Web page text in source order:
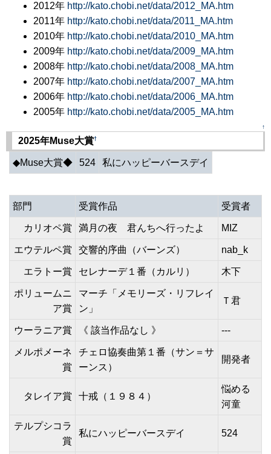
2012年 http://kato.chobi.net/data/2012_MA.htm
2011年 http://kato.chobi.net/data/2011_MA.htm
2010年 http://kato.chobi.net/data/2010_MA.htm
2009年 http://kato.chobi.net/data/2009_MA.htm
2008年 http://kato.chobi.net/data/2008_MA.htm
2007年 http://kato.chobi.net/data/2007_MA.htm
2006年 http://kato.chobi.net/data/2006_MA.htm
2005年 http://kato.chobi.net/data/2005_MA.htm
↑
2025年Muse大賞†
◆Muse大賞◆ 524 私にハッピーバースデイ
部門 受賞作品 受賞者
カリオペ賞 満月の夜 君んちへ行ったよ MIZ
エウテルペ賞 交響的序曲（バーンズ） nab_k
エラトー賞 セレナーデ１番（カルリ） 木下
ポリュームニ
ア賞
マーチ「メモリーズ・リフレイ
ン」
Ｔ君
ウーラニア賞 《 該当作品なし 》 ---
メルポメーネ
賞
チェロ協奏曲第１番（サン＝サ
ーンス）
開発者
タレイア賞 十戒（１９８４）
悩める
河童
テルプシコラ
賞
私にハッピーバースデイ 524